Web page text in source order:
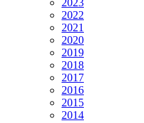
2023
2022
2021
2020
2019
2018
2017
2016
2015
2014